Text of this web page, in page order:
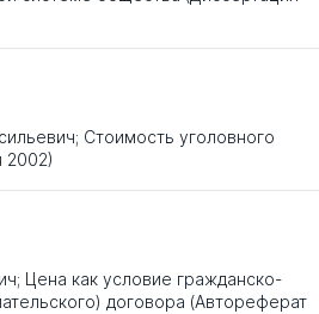
Стоимость уголовного
2002)
Цена как условие гражданско-
договора (Автореферат